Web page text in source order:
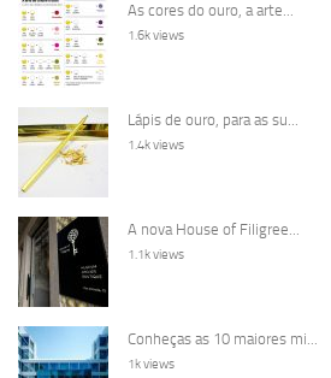
As cores do ouro, a arte...
1.6k views
Lápis de ouro, para as su...
1.4k views
A nova House of Filigree...
1.1k views
Conheças as 10 maiores mi...
1k views